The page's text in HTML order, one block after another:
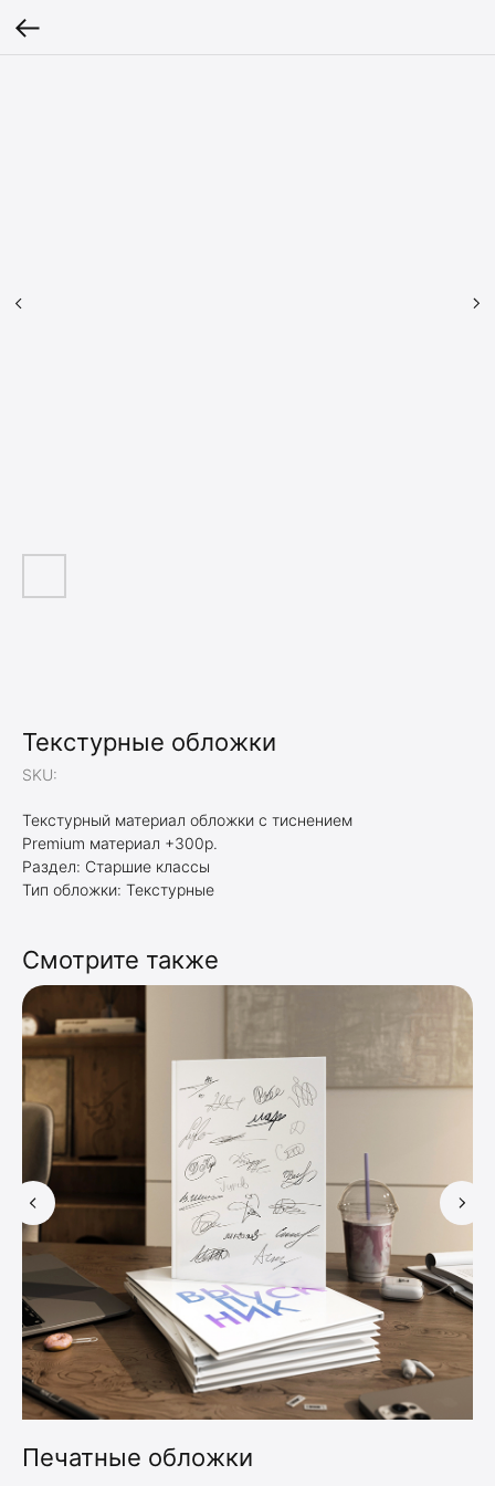
Текстурные обложки
SKU:
Текстурный материал обложки с тиснением
Premium материал +300р.
Раздел: Старшие классы
Тип обложки: Текстурные
Смотрите также
Печатные обложки